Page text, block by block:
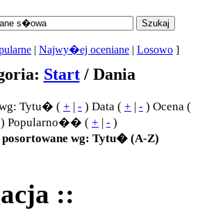
| Najwy�ej oceniane | Losowo ]
Start/ Dania
Tytu� ( + | - ) Data ( + | - ) Ocena (
) Popularno�� ( + | - )
wg: Tytu� (A-Z)
::